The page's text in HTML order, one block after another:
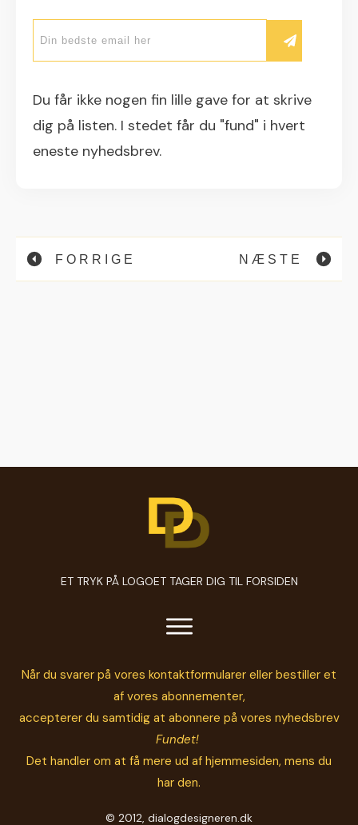
Du får ikke nogen fin lille gave for at skrive
dig på listen. I stedet får du "fund" i hvert
eneste nyhedsbrev.
FORRIGE NÆSTE
ET TRYK PÅ LOGOET TAGER DIG TIL FORSIDEN
Når du svarer på vores kontaktformularer eller bestiller et
af vores abonnementer,
accepterer du samtidig at abonnere på vores nyhedsbrev
Fundet!
Det handler om at få mere ud af hjemmesiden, mens du
har den.
© 2012, dialogdesigneren.dk